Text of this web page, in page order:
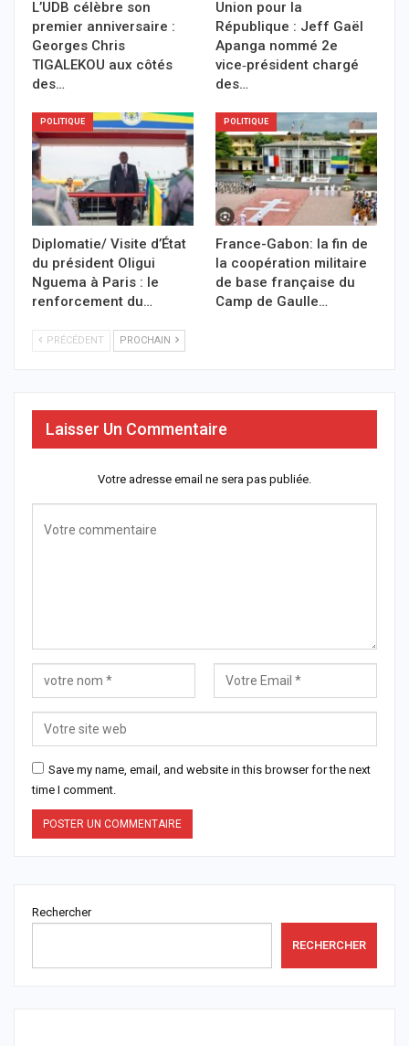
L’UDB célèbre son
premier anniversaire :
Georges Chris
TIGALEKOU aux côtés
des…
Union pour la
République : Jeff Gaël
Apanga nommé 2e
vice‑président chargé
des…
POLITIQUE
Diplomatie/ Visite d’État
du président Oligui
Nguema à Paris : le
renforcement du…
POLITIQUE
France-Gabon: la fin de
la coopération militaire
de base française du
Camp de Gaulle…
PRÉCÉDENT PROCHAIN
Laisser Un Commentaire
Votre adresse email ne sera pas publiée.
Save my name, email, and website in this browser for the next
time I comment.
Rechercher
RECHERCHER